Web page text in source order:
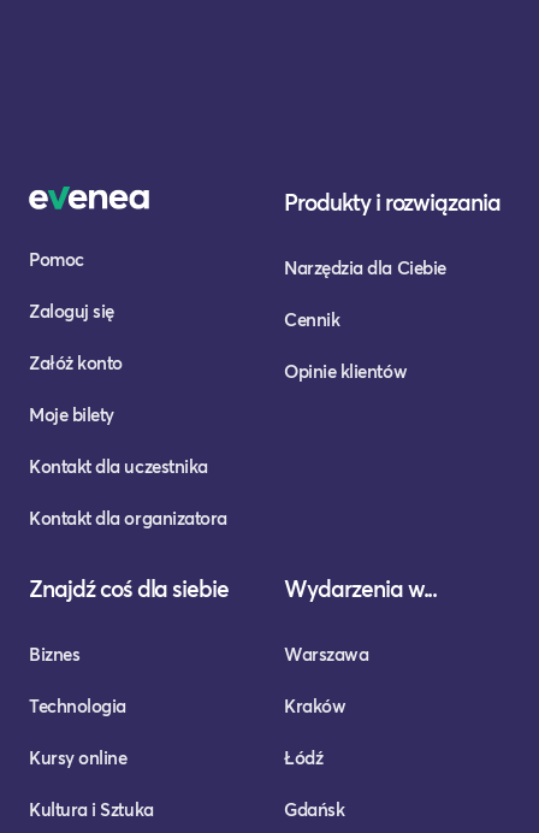
Pomoc
Zaloguj się
Załóż konto
Moje bilety
Kontakt dla uczestnika
Kontakt dla organizatora
Produkty i rozwiązania
Narzędzia dla Ciebie
Cennik
Opinie klientów
Znajdź coś dla siebie
Biznes
Technologia
Kursy online
Kultura i Sztuka
Wydarzenia w...
Warszawa
Kraków
Łódź
Gdańsk